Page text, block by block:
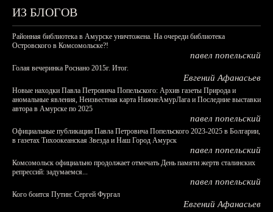
ИЗ БЛОГОВ
Районная библиотека в Амурске уничтожена. На очереди библиотека
Островского в Комсомольске?!
павел попельский
Голая вечеринка Роснано 2015г. Итог.
Евгений Афанасьев
Новые находки Павла Петровича Попельского: Архив газеты Природа и
аномальные явления, Неизвестная карта НижнеАмурЛага и Последние выставки
автора в Амурске по 2025
павел попельский
Официальные публикации Павла Петровича Попельского 2023-2025 в Болгарии,
в газетах Тихоокеанская Звезда и Наш Город Амурск
павел попельский
Комсомольск официально продолжает отмечать День памяти жертв сталинских
репрессий: задумаемся...
павел попельский
Кого боится Путин: Сергей Фургал
Евгений Афанасьев